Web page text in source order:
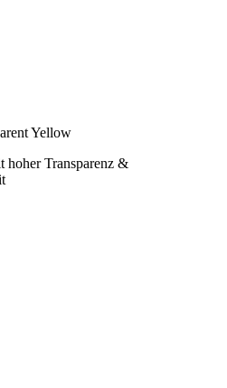
Yellow
hoher Transparenz &